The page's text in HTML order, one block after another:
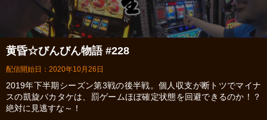
黄昏☆びんびん物語 #228
配信開始日：2020年10月26日
2019年下半期シーズン第3戦の後半戦。個人収支が断トツでマイナ
スの凱旋バカタケは、罰ゲームほぼ確定状態を回避できるのか！？
絶対に見逃すな～！